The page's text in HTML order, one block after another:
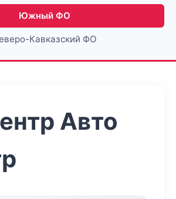
Южный ФО
Кавказский ФО
Авто